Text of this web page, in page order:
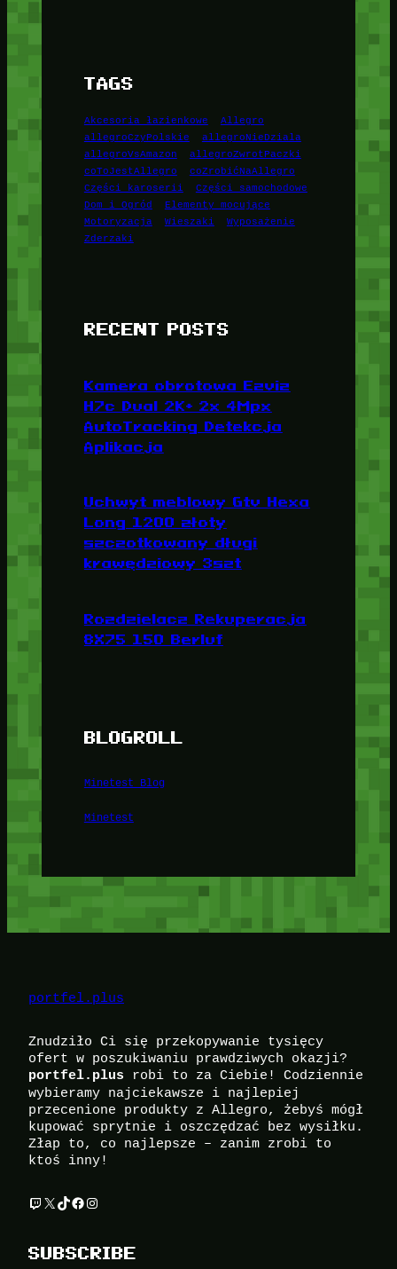
TAGS
Akcesoria łazienkowe
Allegro
allegroCzyPolskie
allegroNieDziala
allegroVsAmazon
allegroZwrotPaczki
coToJestAllegro
coZrobićNaAllegro
Części karoserii
Części samochodowe
Dom i Ogród
Elementy mocujące
Motoryzacja
Wieszaki
Wyposażenie
Zderzaki
RECENT POSTS
Kamera obrotowa Ezviz
H7c Dual 2K+ 2x 4Mpx
AutoTracking Detekcja
Aplikacja
Uchwyt meblowy Gtv Hexa
Long 1200 złoty
szczotkowany długi
krawędziowy 3szt
Rozdzielacz Rekuperacja
8X75 150 Berluf
BLOGROLL
Minetest Blog
Minetest
portfel.plus
Znudziło Ci się przekopywanie tysięcy
ofert w poszukiwaniu prawdziwych okazji?
portfel.plus robi to za Ciebie! Codziennie
wybieramy najciekawsze i najlepiej
przecenione produkty z Allegro, żebyś mógł
kupować sprytnie i oszczędzać bez wysiłku.
Złap to, co najlepsze – zanim zrobi to
ktoś inny!
Twitch X TikTok Facebook Instagram
SUBSCRIBE